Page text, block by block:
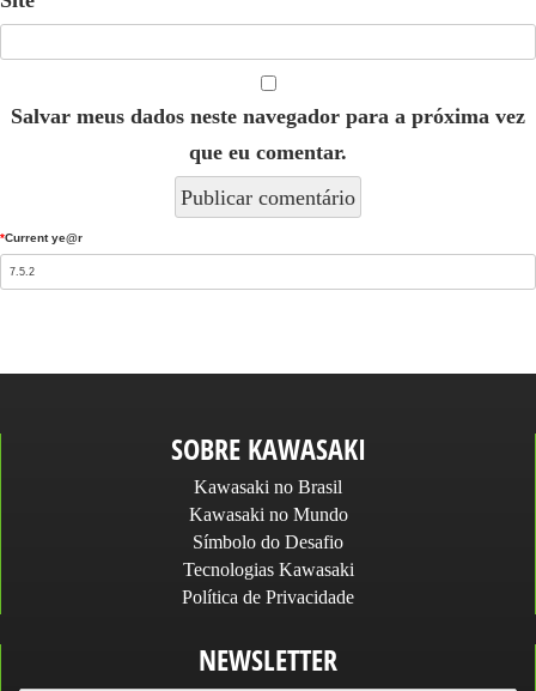
Salvar meus dados neste navegador para a próxima vez
que eu comentar.
Current ye@r
*
SOBRE KAWASAKI
Kawasaki no Brasil
Kawasaki no Mundo
Símbolo do Desafio
Tecnologias Kawasaki
Política de Privacidade
NEWSLETTER